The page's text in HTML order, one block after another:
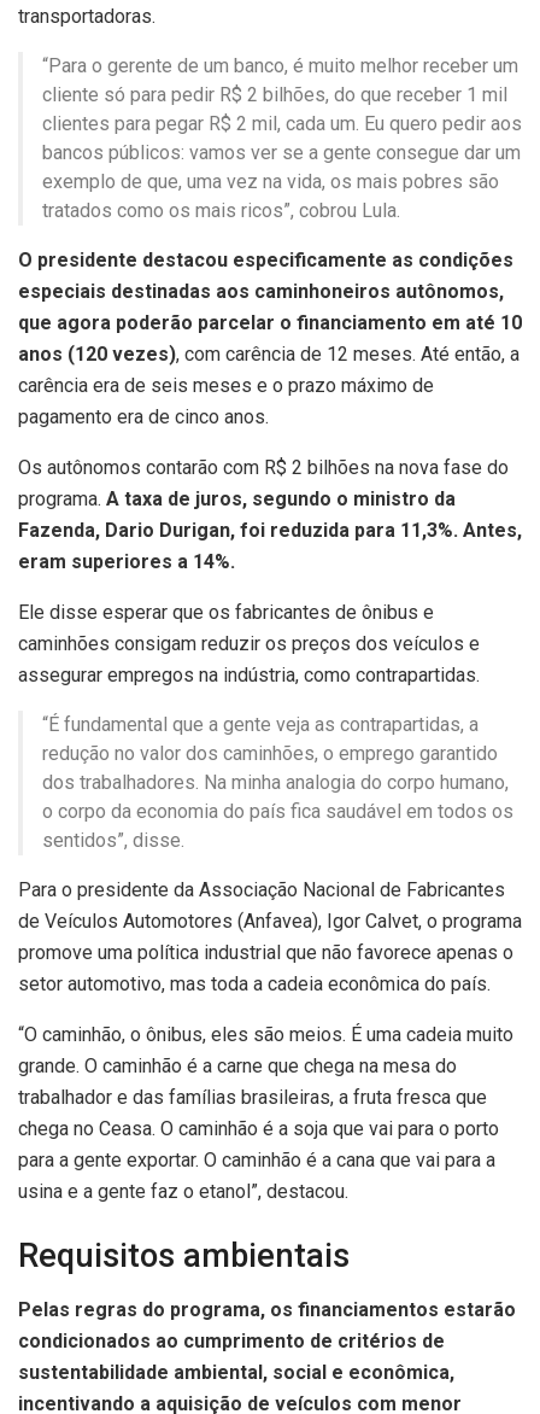
transportadoras.
“Para o gerente de um banco, é muito melhor receber um
cliente só para pedir R$ 2 bilhões, do que receber 1 mil
clientes para pegar R$ 2 mil, cada um. Eu quero pedir aos
bancos públicos: vamos ver se a gente consegue dar um
exemplo de que, uma vez na vida, os mais pobres são
tratados como os mais ricos”, cobrou Lula.
O presidente destacou especificamente as condições
especiais destinadas aos caminhoneiros autônomos,
que agora poderão parcelar o financiamento em até 10
anos (120 vezes), com carência de 12 meses. Até então, a
carência era de seis meses e o prazo máximo de
pagamento era de cinco anos.
Os autônomos contarão com R$ 2 bilhões na nova fase do
programa. A taxa de juros, segundo o ministro da
Fazenda, Dario Durigan, foi reduzida para 11,3%. Antes,
eram superiores a 14%.
Ele disse esperar que os fabricantes de ônibus e
caminhões consigam reduzir os preços dos veículos e
assegurar empregos na indústria, como contrapartidas.
“É fundamental que a gente veja as contrapartidas, a
redução no valor dos caminhões, o emprego garantido
dos trabalhadores. Na minha analogia do corpo humano,
o corpo da economia do país fica saudável em todos os
sentidos”, disse.
Para o presidente da Associação Nacional de Fabricantes
de Veículos Automotores (Anfavea), Igor Calvet, o programa
promove uma política industrial que não favorece apenas o
setor automotivo, mas toda a cadeia econômica do país.
“O caminhão, o ônibus, eles são meios. É uma cadeia muito
grande. O caminhão é a carne que chega na mesa do
trabalhador e das famílias brasileiras, a fruta fresca que
chega no Ceasa. O caminhão é a soja que vai para o porto
para a gente exportar. O caminhão é a cana que vai para a
usina e a gente faz o etanol”, destacou.
Requisitos ambientais
Pelas regras do programa, os financiamentos estarão
condicionados ao cumprimento de critérios de
sustentabilidade ambiental, social e econômica,
incentivando a aquisição de veículos com menor